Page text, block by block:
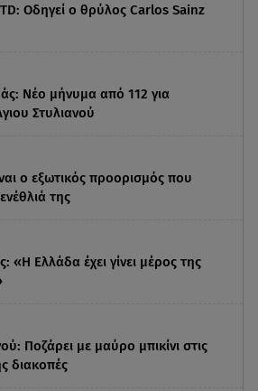
Οδηγεί ο θρύλος Carlos Sainz
Νέο μήνυμα από 112 για
Στυλιανού
ο εξωτικός προορισμός που
της
«Η Ελλάδα έχει γίνει μέρος της
Ποζάρει με μαύρο μπικίνι στις
διακοπές